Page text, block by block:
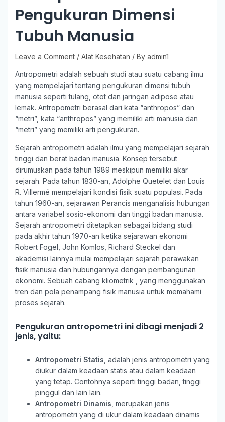
Pengukuran Dimensi
Tubuh Manusia
Leave a Comment / Alat Kesehatan / By admin1
Antropometri adalah sebuah studi atau suatu cabang ilmu
yang mempelajari tentang pengukuran dimensi tubuh
manusia seperti tulang, otot dan jaringan adipose atau
lemak. Antropometri berasal dari kata “anthropos” dan
“metri”, kata “anthropos” yang memiliki arti manusia dan
“metri” yang memiliki arti pengukuran.
Sejarah antropometri adalah ilmu yang mempelajari sejarah
tinggi dan berat badan manusia. Konsep tersebut
dirumuskan pada tahun 1989 meskipun memiliki akar
sejarah. Pada tahun 1830-an, Adolphe Quetelet dan Louis
R. Villermé mempelajari kondisi fisik suatu populasi. Pada
tahun 1960-an, sejarawan Perancis menganalisis hubungan
antara variabel sosio-ekonomi dan tinggi badan manusia.
Sejarah antropometri ditetapkan sebagai bidang studi
pada akhir tahun 1970-an ketika sejarawan ekonomi
Robert Fogel, John Komlos, Richard Steckel dan
akademisi lainnya mulai mempelajari sejarah perawakan
fisik manusia dan hubungannya dengan pembangunan
ekonomi. Sebuah cabang kliometrik , yang menggunakan
tren dan pola penampang fisik manusia untuk memahami
proses sejarah.
Pengukuran antropometri ini dibagi menjadi 2
jenis, yaitu:
Antropometri Statis adalah jenis antropometri yang
diukur dalam keadaan statis atau dalam keadaan
yang tetap. Contohnya seperti tinggi badan, tinggi
pinggul dan lain lain.
Antropometri Dinamis , merupakan jenis
antropometri yang di ukur dalam keadaan dinamis